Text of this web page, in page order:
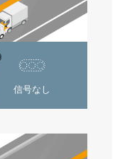
信号なし